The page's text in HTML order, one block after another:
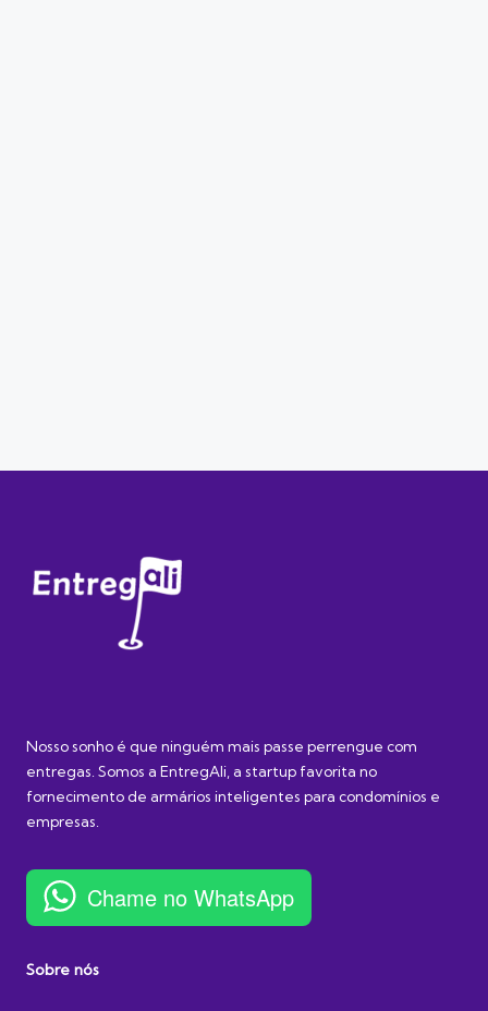
Nosso sonho é que ninguém mais passe perrengue com
entregas. Somos a EntregAli, a startup favorita no
fornecimento de armários inteligentes para condomínios e
empresas.
Chame no WhatsApp
Sobre nós